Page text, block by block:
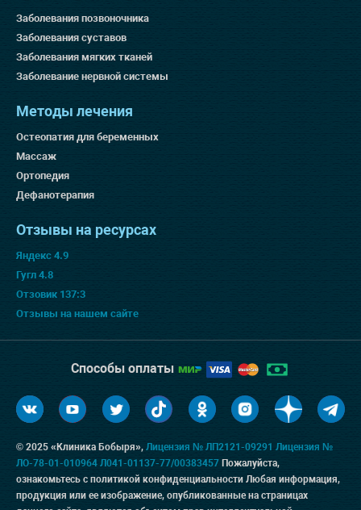
Заболевания позвоночника
Заболевания суставов
Заболевания мягких тканей
Заболевание нервной системы
Методы лечения
Остеопатия для беременных
Массаж
Ортопедия
Дефанотерапия
Отзывы на ресурсах
Яндекс 4.9
Гугл 4.8
Отзовик 137:3
Отзывы на нашем сайте
Способы оплаты
© 2025 «Клиника Бобыря», Лицензия № ЛП2121-09291 Лицензия №
ЛО-78-01-010964 Л041-01137-77/00383457 Пожалуйста,
ознакомьтесь с политикой конфиденциальности Любая информация,
продукция или ее изображение, опубликованные на страницах